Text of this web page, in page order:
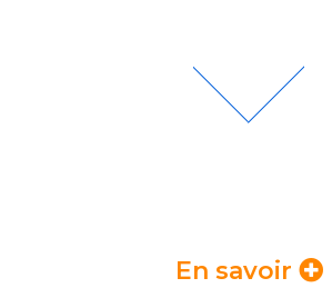
En savoir